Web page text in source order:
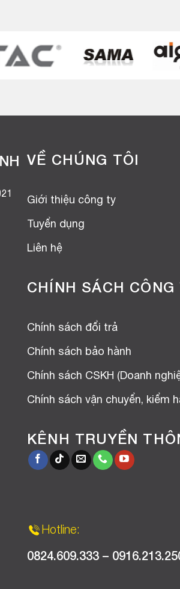
VỀ CHÚNG TÔI
Giới thiệu công ty
Tuyển dụng
Liên hệ
CHÍNH SÁCH CÔNG
Chính sách đổi trả
Chính sách bảo hành
Chính sách CSKH (Doanh
Chính sách vận chuyển, kiểm
KÊNH TRUYỀN
Hotline:
0824.609.333 –